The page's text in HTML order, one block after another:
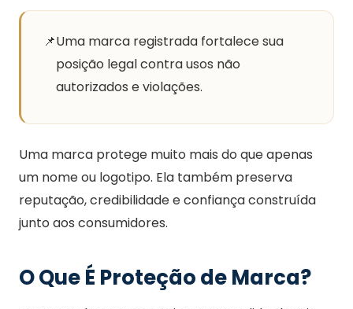
📌Uma marca registrada fortalece sua
posição legal contra usos não
autorizados e violações.
Uma marca protege muito mais do que apenas
um nome ou logotipo. Ela também preserva
reputação, credibilidade e confiança construída
junto aos consumidores.
O Que É Proteção de Marca?